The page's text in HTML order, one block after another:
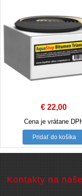
€ 22,00
Cena je vrátane
Pridať do košíka
Kontakty na